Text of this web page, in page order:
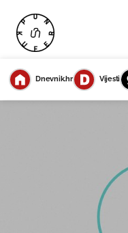
Dnevnik.hr Vijesti